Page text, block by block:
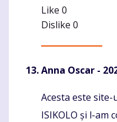
Like 0
Dislike 0
Anna Oscar -
Komentaras
Acesta este site-
ISIKOLO și l-am